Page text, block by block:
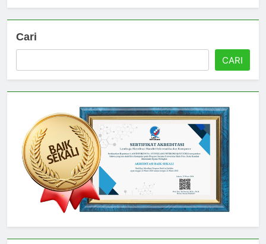
Cari
CARI